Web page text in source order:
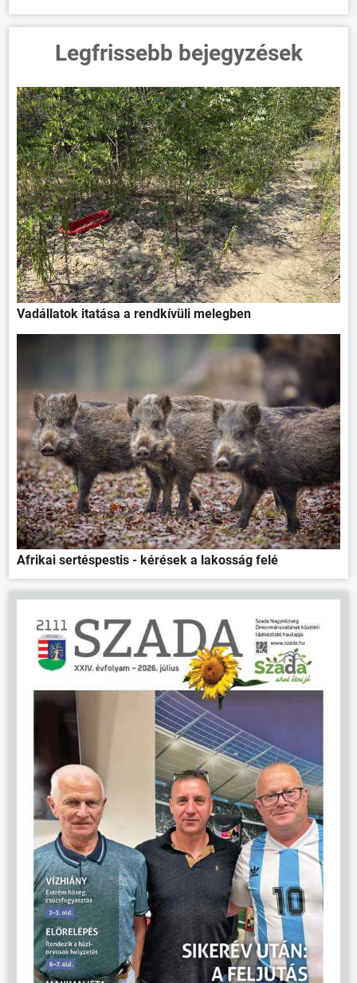
Legfrissebb bejegyzések
Vadállatok itatása a rendkívüli melegben
Afrikai sertéspestis - kérések a lakosság felé